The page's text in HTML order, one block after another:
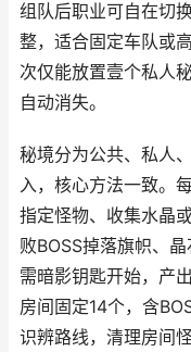
组队后职业可自在切
整，适合固定车队或
次仅能放置壹个私人
自动消失。
秘境分为公共、私人
入，核心方法一致。
指定怪物、收集水晶
败BOSS掉落旗帜、
需暗影钥匙开始，产
房间固定14个，含
识辨路线，清理房间